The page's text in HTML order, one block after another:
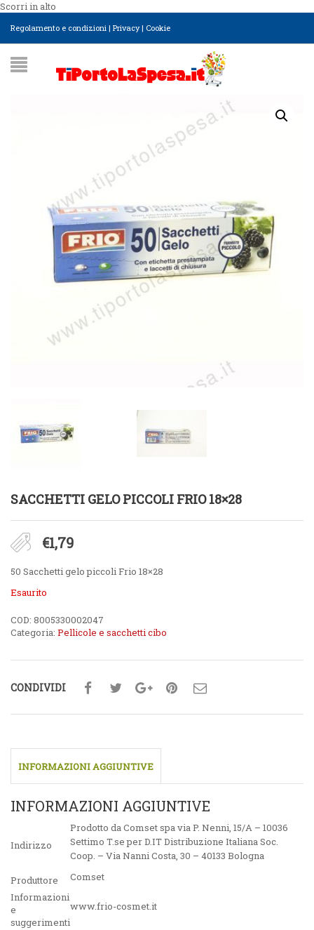
Scorri in alto
Regolamento e condizioni | Privacy| Cookie
SACCHETTI GELO PICCOLI FRIO 18×28
€1,79
50 Sacchetti gelo piccoli Frio 18×28
Esaurito
COD: 8005330002047
Categoria: Pellicole e sacchetti cibo
CONDIVIDI
INFORMAZIONI AGGIUNTIVE
INFORMAZIONI AGGIUNTIVE
Indirizzo
Prodotto da Comset spa via P. Nenni, 15/A – 10036
Settimo T.se per D.IT Distribuzione Italiana Soc.
Coop. – Via Nanni Costa, 30 – 40133 Bologna
Produttore
Comset
Informazioni
e
suggerimenti
www.frio-cosmet.it